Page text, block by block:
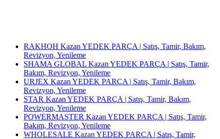
RAKHOH Kazan YEDEK PARÇA | Satış, Tamir, Bakım,
Revizyon, Yenileme
SHAMA GLOBAL Kazan YEDEK PARÇA | Satış, Tamir,
Bakım, Revizyon, Yenileme
URJEX Kazan YEDEK PARÇA | Satış, Tamir, Bakım,
Revizyon, Yenileme
STAR Kazan YEDEK PARÇA | Satış, Tamir, Bakım,
Revizyon, Yenileme
POWERMASTER Kazan YEDEK PARÇA | Satış, Tamir,
Bakım, Revizyon, Yenileme
WHOLESALE Kazan YEDEK PARÇA | Satış, Tamir,